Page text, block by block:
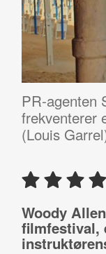
PR-agenten
frekventerer
(Louis
Woody
filmfestival,